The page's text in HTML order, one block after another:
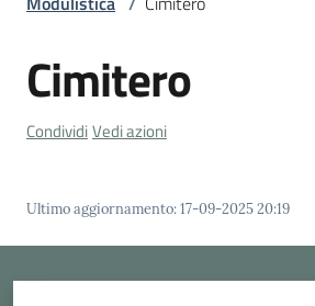
Amministrazione
Menu selezionato
Servizi
Cimitero
CondividiVedi azioni
Ultimo aggiornamento:17-09-2025 20:19